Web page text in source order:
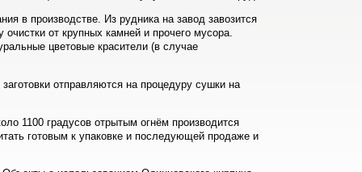
в производстве. Из рудника на завод завозится
от крупных камней и прочего мусора.
цветовые красители (в случае
отправляются на процедуру сушки на
1100 градусов отрытым огнём производится
готовым к упаковке и последующей продаже и